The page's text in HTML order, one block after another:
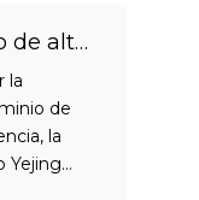
Extrusora de aluminio de alta resistencia de 1.800T | Adecuado para palanquilla de aluminio de φ7 pulgadas | Especializados de gran sección
la
de
la
Yejing